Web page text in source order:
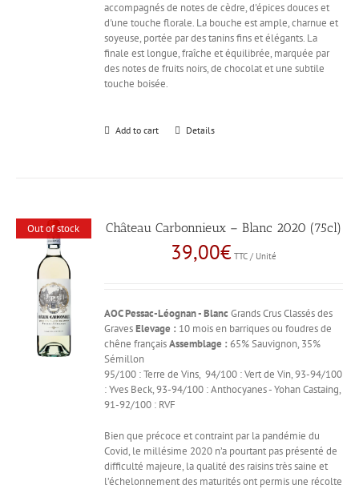
accompagnés de notes de cèdre, d'épices douces et
d'une touche florale. La bouche est ample, charnue et
soyeuse, portée par des tanins fins et élégants. La
finale est longue, fraîche et équilibrée, marquée par
des notes de fruits noirs, de chocolat et une subtile
touche boisée.
Add to cart Details
Out of stock Château Carbonnieux – Blanc 2020 (75cl)
39,00€ TTC / Unité
AOC Pessac-Léognan - Blanc Grands Crus Classés des
GravesElevage : 10 mois en barriques ou foudres de
chêne françaisAssemblage : 65% Sauvignon, 35%
Sémillon
95/100 : Terre de Vins, 94/100 : Vert de Vin, 93-94/100
: Yves Beck, 93-94/100 : Anthocyanes - Yohan Castaing,
91-92/100 : RVF
Bien que précoce et contraint par la pandémie du
Covid, le millésime 2020 n’a pourtant pas présenté de
difficulté majeure, la qualité des raisins très saine et
l’échelonnement des maturités ont permis une récolte